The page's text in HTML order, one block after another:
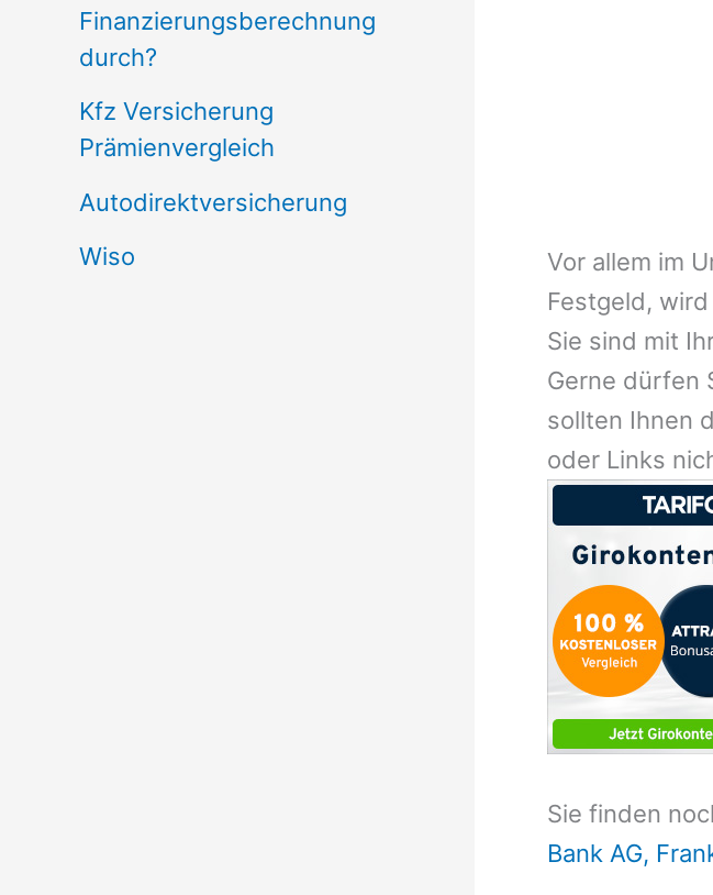
Finanzierungsberechnung
durch?
Kfz Versicherung
Prämienvergleich
Autodirektversicherung
Wiso
Vor allem im
Festgeld,
Sie sind mit
Gerne dürfen
sollten Ihnen
oder Links
Sie finden
Bank AG,